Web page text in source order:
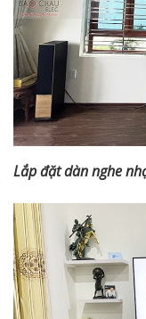
Lắp đặt dàn nghe